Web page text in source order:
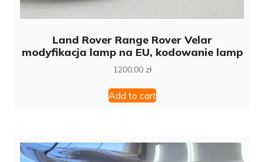
Land Rover Range Rover Velar
modyfikacja lamp na EU, kodowanie lamp
1200,00 zł
Add to cart